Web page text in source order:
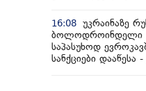
16:08 უკრაინაზე
ბოლოდროინდელი
საპასუხოდ
სანქციები დააწესა